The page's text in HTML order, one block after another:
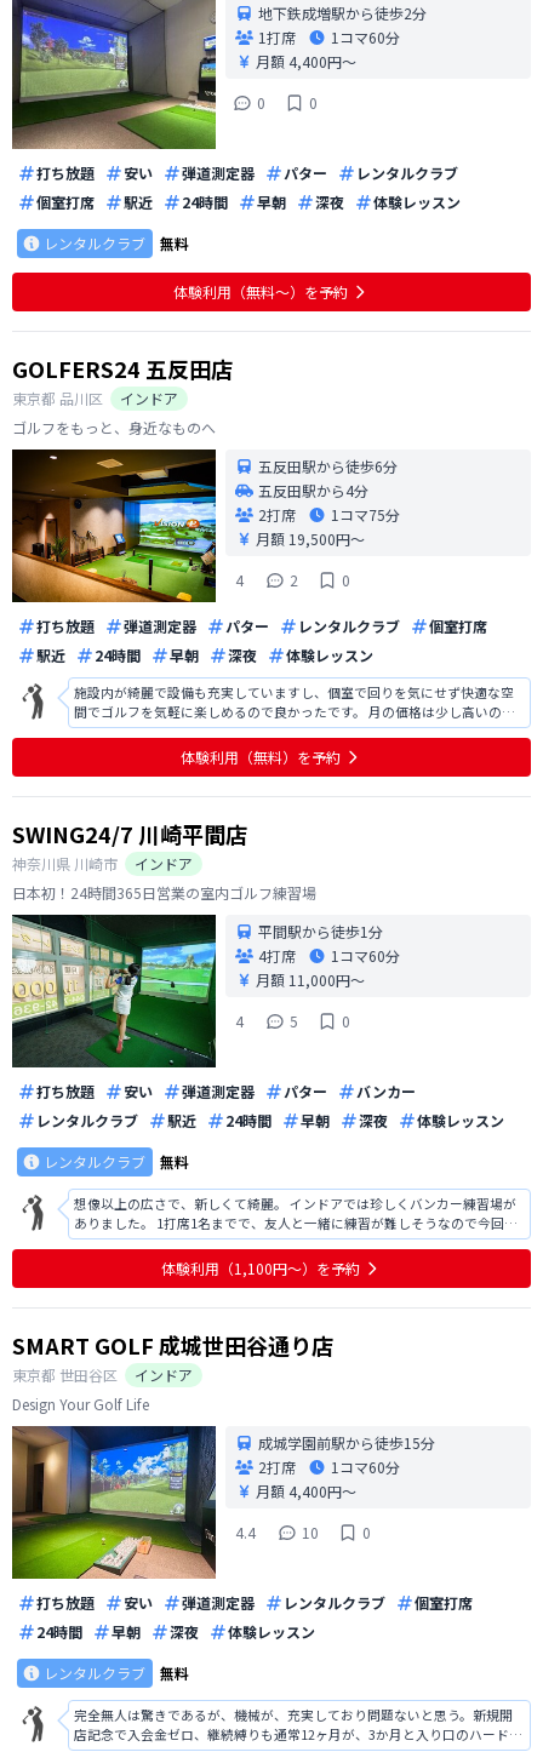
地下鉄成増駅から徒歩2分
1打席
1コマ60分
月額 4,400円〜
0
0
打ち放題 安い 弾道測定器 パター
レンタルクラブ
個室打席
駅近 24時間 早朝 深夜
体験レッスン
レンタルクラブ
無料
体験利用（無料〜）を予約
GOLFERS24 五反田店
東京都 品川区
インドア
ゴルフをもっと、身近なものへ
五反田駅から徒歩6分
五反田駅から4分
2打席
1コマ75分
月額 19,500円〜
4
2 0
打ち放題 弾道測定器 パター レンタルクラブ
個室打席
駅近
24時間 早朝 深夜 体験レッスン
施設内が綺麗で設備も充実していますし、個室で回りを気にせず快適な空
間でゴルフを気軽に楽しめるので良かったです。 月の価格は少し高いので
一人で会員になるのは少し厳しいですが。複数人で会費を割り勘して、シ
ュミレーションゴルフをみんなで楽しむのもいいかもしれません。 一点気
になるとすれば、ドライバーを振る
体験利用（無料）を予約
SWING24/7 川崎平間店
神奈川県 川崎市
インドア
日本初！24時間365日営業の室内ゴルフ練習場
平間駅から徒歩1分
4打席
1コマ60分
月額 11,000円〜
4
5 0
打ち放題 安い 弾道測定器 パター
バンカー
レンタルクラブ
駅近 24時間 早朝 深夜
体験レッスン
レンタルクラブ
無料
想像以上の広さで、新しくて綺麗。 インドアでは珍しくバンカー練習場が
ありました。 1打席1名までで、友人と一緒に練習が難しそうなので今回は
入会を見送りました。
体験利用（1,100円〜）を予約
SMART GOLF 成城世田谷通り店
東京都 世田谷区
インドア
Design Your Golf Life
成城学園前駅から徒歩15分
2打席
1コマ60分
月額 4,400円〜
4.4
10 0
打ち放題 安い 弾道測定器 レンタルクラブ
個室打席
24時間
早朝 深夜
体験レッスン
レンタルクラブ
無料
完全無人は驚きであるが、機械が、充実しており問題ないと思う。新規開
店記念で入会金ゼロ、継続縛りも通常12ヶ月が、3か月と入り口のハードル